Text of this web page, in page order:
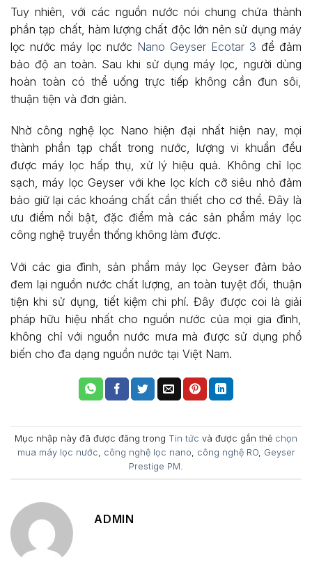
Tuy nhiên, với các nguồn nước nói chung chứa thành
phần tạp chất, hàm lượng chất độc lớn nên sử dụng máy
lọc nước máy lọc nước Nano Geyser Ecotar 3 để đảm
bảo độ an toàn. Sau khi sử dụng máy lọc, người dùng
hoàn toàn có thể uống trực tiếp không cần đun sôi,
thuận tiện và đơn giản.
Nhờ công nghệ lọc Nano hiện đại nhất hiện nay, mọi
thành phần tạp chất trong nước, lượng vi khuẩn đều
được máy lọc hấp thụ, xử lý hiệu quả. Không chỉ lọc
sạch, máy lọc Geyser với khe lọc kích cỡ siêu nhỏ đảm
bảo giữ lại các khoáng chất cần thiết cho cơ thể. Đây là
ưu điểm nổi bật, đặc điểm mà các sản phẩm máy lọc
công nghệ truyền thống không làm được.
Với các gia đình, sản phẩm máy lọc Geyser đảm bảo
đem lại nguồn nước chất lượng, an toàn tuyệt đối, thuận
tiện khi sử dụng, tiết kiệm chi phí. Đây được coi là giải
pháp hữu hiệu nhất cho nguồn nước của mọi gia đình,
không chỉ với nguồn nước mưa mà được sử dụng phổ
biến cho đa dạng nguồn nước tại Việt Nam.
Mục nhập này đã được đăng trong Tin tức và được gắn thẻ chọn
mua máy lọc nước
công nghệ lọc nano công nghệ RO, Geyser
Prestige PM
ADMIN